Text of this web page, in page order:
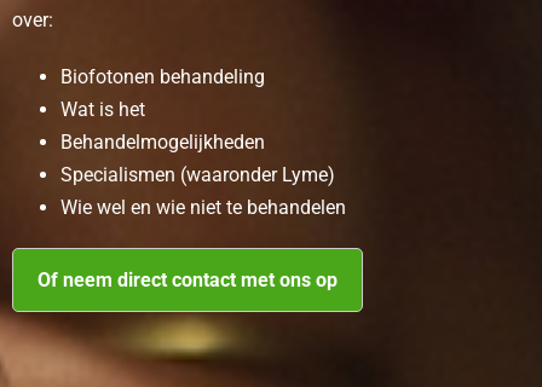
over:
Biofotonen behandeling
Wat is het
Behandelmogelijkheden
Specialismen (waaronder Lyme)
Wie wel en wie niet te behandelen
Of neem direct contact met ons op